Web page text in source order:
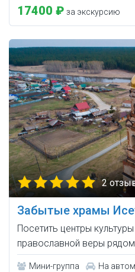
17400 ₽ за экскурсию
2
Забытые храмы
Посетить центры
православной веры
Мини-группа На